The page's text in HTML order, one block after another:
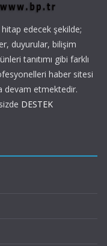
edecek şekilde;
duyurular, bilişim
tanıtımı gibi farklı
haber sitesi
devam etmektedir.
DESTEK